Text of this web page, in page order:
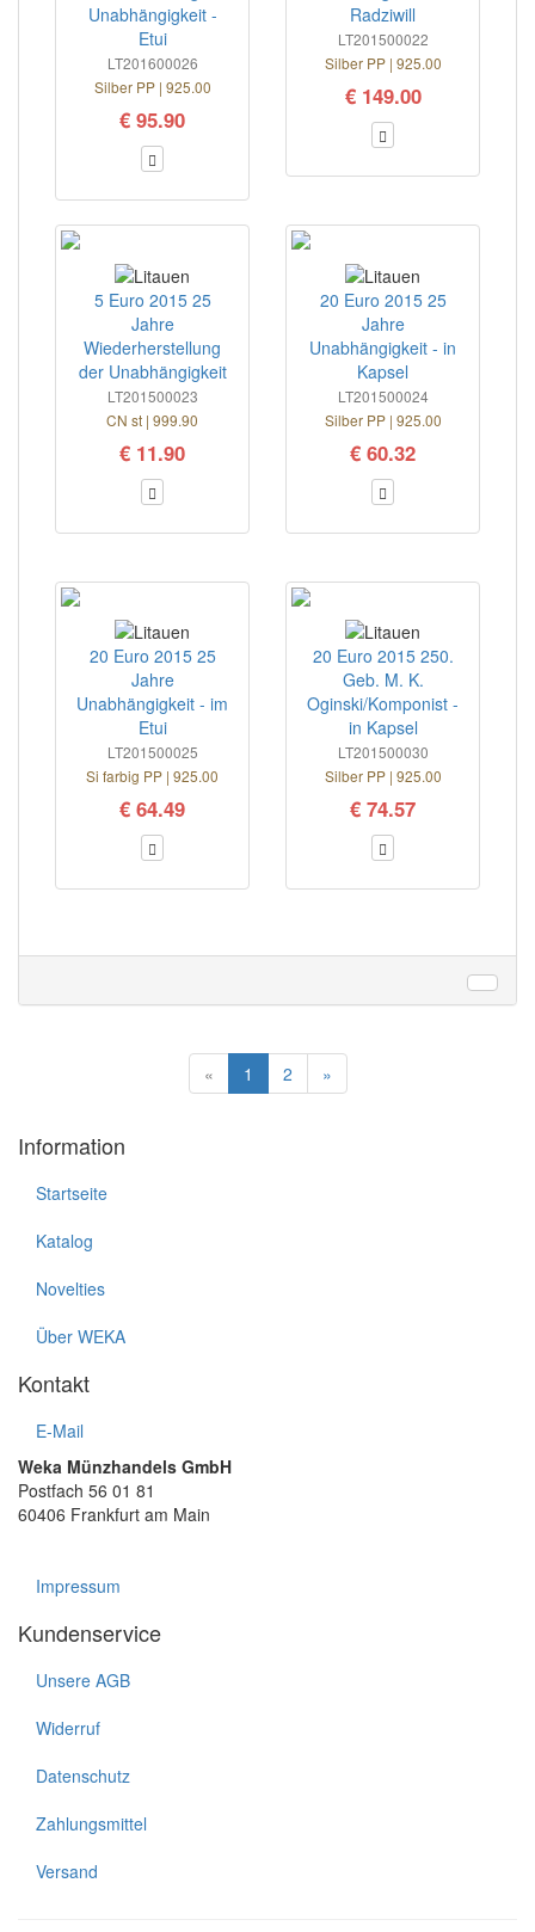
Unabhängigkeit -
Etui
LT201600026
Silber PP | 925.00
€ 95.90
Radziwill
LT201500022
Silber PP | 925.00
€ 149.00
5 Euro 2015 25
Jahre
Wiederherstellung
der Unabhängigkeit
LT201500023
CN st | 999.90
€ 11.90
20 Euro 2015 25
Jahre
Unabhängigkeit - in
Kapsel
LT201500024
Silber PP | 925.00
€ 60.32
20 Euro 2015 25
Jahre
Unabhängigkeit - im
Etui
LT201500025
Si farbig PP | 925.00
€ 64.49
20 Euro 2015 250.
Geb. M. K.
Oginski/Komponist -
in Kapsel
LT201500030
Silber PP | 925.00
€ 74.57
« 1 2 »
Information
Startseite
Katalog
Novelties
Über WEKA
Kontakt
E-Mail
Weka Münzhandels GmbH
Postfach 56 01 81
60406 Frankfurt am Main
Impressum
Kundenservice
Unsere AGB
Widerruf
Datenschutz
Zahlungsmittel
Versand